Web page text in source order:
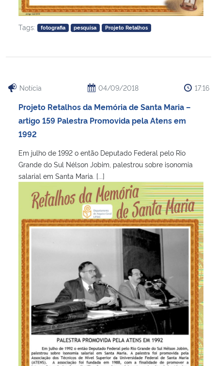
Tags: fotografia pesquisa Projeto Retalhos
Notícia 04/09/2018 17:16
Projeto Retalhos da Memória de Santa Maria –
artigo 159 Palestra Promovida pela Atens em
1992
Em julho de 1992 o então Deputado Federal pelo Rio
Grande do Sul Nélson Jobim, palestrou sobre isonomia
salarial em Santa Maria. [...]